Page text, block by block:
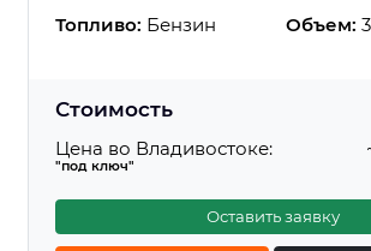
Топливо: Бензин Объем:
Стоимость
Цена во Владивостоке:
"под ключ"
Оставить заявку